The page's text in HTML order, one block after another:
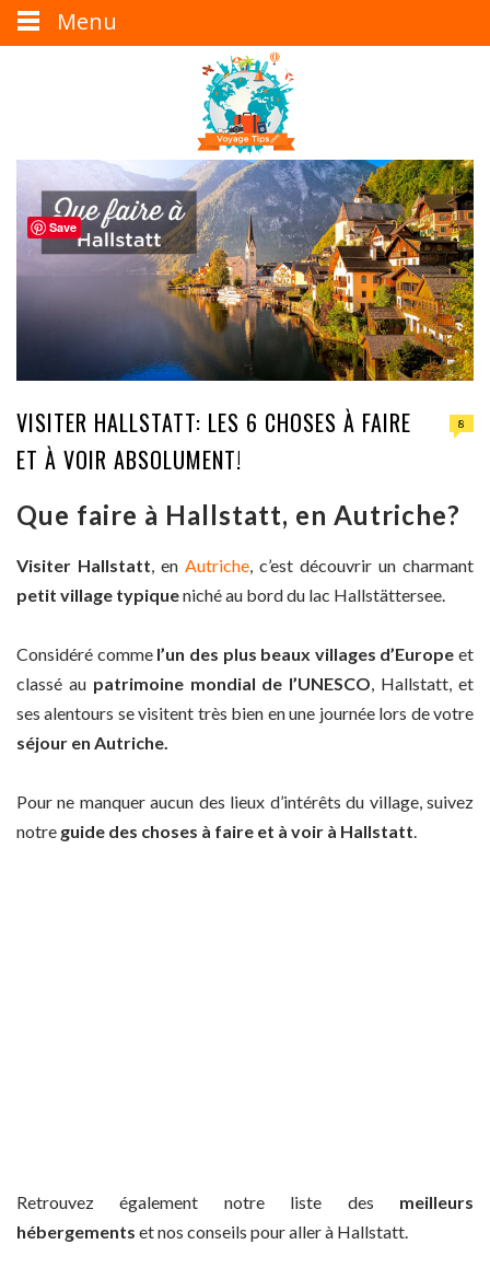
VISITER HALLSTATT: LES 6 CHOSES À FAIRE
ET À VOIR ABSOLUMENT!
8
Que faire à Hallstatt, en Autriche?
Visiter Hallstatt , en Autriche , c’est découvrir un charmant
petit village typiqueniché au bord du lac Hallstättersee.
Considéré comme l’un des plus beaux villages d’Europe et
classé au patrimoine mondial de l’UNESCO, Hallstatt, et
ses alentours se visitent très bien en une journée lors de votre
séjour en Autriche.
Pour ne manquer aucun des lieux d’intérêts du village, suivez
notre guide des choses à faire et à voir à Hallstatt.
Retrouvez également notre liste des meilleurs
hébergements et nos conseils pour aller à Hallstatt.
Menu
Save